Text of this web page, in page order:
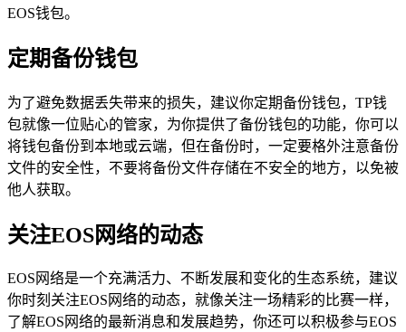
EOS钱包。
定期备份钱包
为了避免数据丢失带来的损失，建议你定期备份钱包，TP钱
包就像一位贴心的管家，为你提供了备份钱包的功能，你可以
将钱包备份到本地或云端，但在备份时，一定要格外注意备份
文件的安全性，不要将备份文件存储在不安全的地方，以免被
他人获取。
关注EOS网络的动态
EOS网络是一个充满活力、不断发展和变化的生态系统，建议
你时刻关注EOS网络的动态，就像关注一场精彩的比赛一样，
了解EOS网络的最新消息和发展趋势，你还可以积极参与EOS